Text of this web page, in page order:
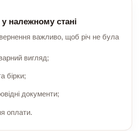
належному стані
важливо, щоб річ не була
вигляд;
бірки;
документи;
оплати.